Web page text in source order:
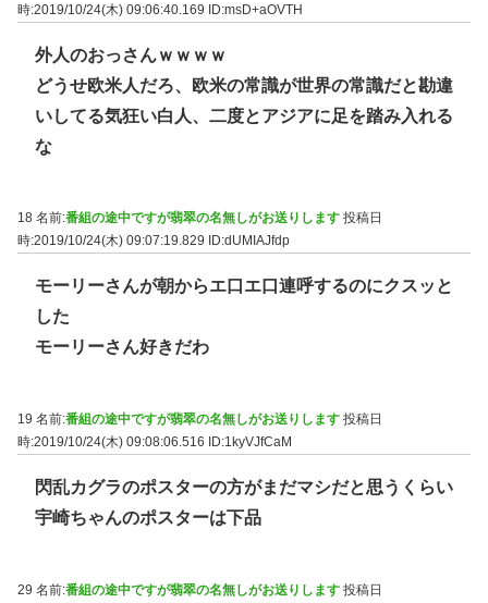
時:2019/10/24(木) 09:06:40.169 ID:msD+aOVTH
外人のおっさんｗｗｗｗ
どうせ欧米人だろ、欧米の常識が世界の常識だと勘違
いしてる気狂い白人、二度とアジアに足を踏み入れる
な
18 名前:番組の途中ですが翡翠の名無しがお送りします 投稿日
時:2019/10/24(木) 09:07:19.829
ID:dUMIAJfdp
モーリーさんが朝からエ口エ口連呼するのにクスッと
した
モーリーさん好きだわ
19 名前:番組の途中ですが翡翠の名無しがお送りします 投稿日
時:2019/10/24(木) 09:08:06.516
ID:1kyVJfCaM
閃乱カグラのポスターの方がまだマシだと思うくらい
宇崎ちゃんのポスターは下品
29 名前:番組の途中ですが翡翠の名無しがお送りします 投稿日